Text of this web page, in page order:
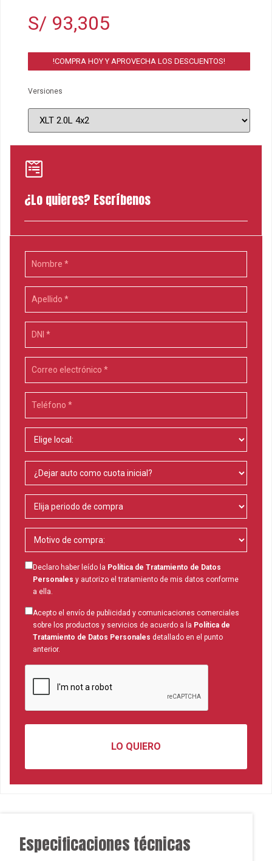
S/ 93,305
!COMPRA HOY Y APROVECHA LOS DESCUENTOS!
Versiones
¿Lo quieres? Escríbenos
Declaro haber leído la Política de Tratamiento de Datos
Personales y autorizo el tratamiento de mis datos conforme
a ella.
Acepto el envío de publicidad y comunicaciones comerciales
sobre los productos y servicios de acuerdo a la Política de
Tratamiento de Datos Personales detallado en el punto
anterior.
Especificaciones técnicas